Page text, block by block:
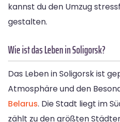
kannst du den Umzug
gestalten.
Wie ist das Leben in Soligorsk?
Das Leben in Soligorsk ist
Atmosphäre und den
Belarus. Die Stadt liegt im
zählt zu den größten